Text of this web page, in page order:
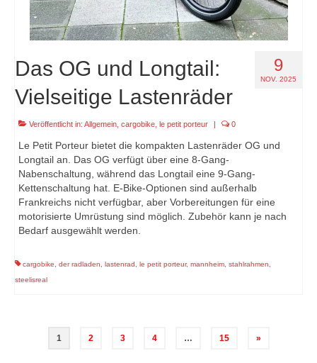
9
NOV. 2025
Das OG und Longtail:
Vielseitige Lastenräder
Veröffentlicht in: Allgemein cargobike le petit porteur | 0
Le Petit Porteur bietet die kompakten Lastenräder OG und
Longtail an. Das OG verfügt über eine 8-Gang-
Nabenschaltung, während das Longtail eine 9-Gang-
Kettenschaltung hat. E-Bike-Optionen sind außerhalb
Frankreichs nicht verfügbar, aber Vorbereitungen für eine
motorisierte Umrüstung sind möglich. Zubehör kann je nach
Bedarf ausgewählt werden.
cargobike der radladen lastenrad le petit porteur, mannheim stahlrahmen
steelisreal
Seitennummerierung
1 2 3 4 … 15 »